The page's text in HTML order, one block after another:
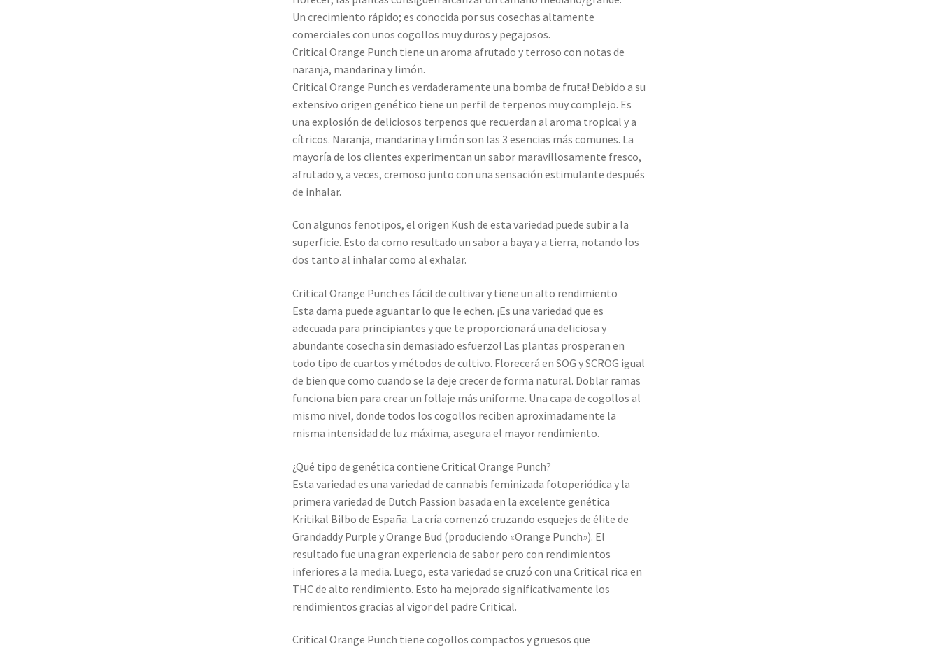
Un crecimiento rápido; es conocida por sus cosechas altamente
comerciales con unos cogollos muy duros y pegajosos.
Critical Orange Punch tiene un aroma afrutado y terroso con notas de
naranja, mandarina y limón.
Critical Orange Punch es verdaderamente una bomba de fruta! Debido a su
extensivo origen genético tiene un perfil de terpenos muy complejo. Es
una explosión de deliciosos terpenos que recuerdan al aroma tropical y a
cítricos. Naranja, mandarina y limón son las 3 esencias más comunes. La
mayoría de los clientes experimentan un sabor maravillosamente fresco,
afrutado y, a veces, cremoso junto con una sensación estimulante después
de inhalar.
Con algunos fenotipos, el origen Kush de esta variedad puede subir a la
superficie. Esto da como resultado un sabor a baya y a tierra, notando los
dos tanto al inhalar como al exhalar.
Critical Orange Punch es fácil de cultivar y tiene un alto rendimiento
Esta dama puede aguantar lo que le echen. ¡Es una variedad que es
adecuada para principiantes y que te proporcionará una deliciosa y
abundante cosecha sin demasiado esfuerzo! Las plantas prosperan en
todo tipo de cuartos y métodos de cultivo. Florecerá en SOG y SCROG igual
de bien que como cuando se la deje crecer de forma natural. Doblar ramas
funciona bien para crear un follaje más uniforme. Una capa de cogollos al
mismo nivel, donde todos los cogollos reciben aproximadamente la
misma intensidad de luz máxima, asegura el mayor rendimiento.
¿Qué tipo de genética contiene Critical Orange Punch?
Esta variedad es una variedad de cannabis feminizada fotoperiódica y la
primera variedad de Dutch Passion basada en la excelente genética
Kritikal Bilbo de España. La cría comenzó cruzando esquejes de élite de
Grandaddy Purple y Orange Bud (produciendo «Orange Punch»). El
resultado fue una gran experiencia de sabor pero con rendimientos
inferiores a la media. Luego, esta variedad se cruzó con una Critical rica en
THC de alto rendimiento. Esto ha mejorado significativamente los
rendimientos gracias al vigor del padre Critical.
Critical Orange Punch tiene cogollos compactos y gruesos que